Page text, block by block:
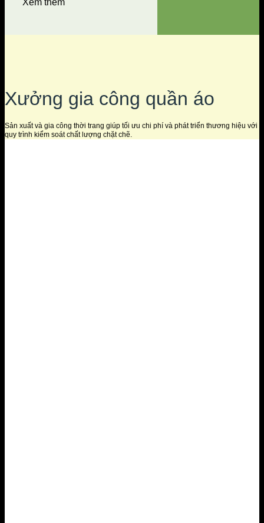
Xem thêm
Xưởng gia công quần áo
Sản xuất và gia công thời trang giúp tối ưu chi phí và phát triển thương hiệu với
quy trình kiểm soát chất lượng chặt chẽ.